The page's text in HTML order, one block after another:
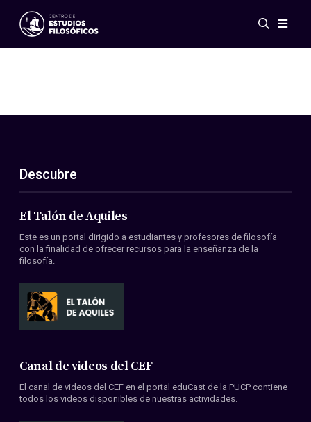
Eventos
ES
EN
Acerca de nosotros
Miembros
Convenios
Descubre
El Talón de Aquiles
Este es un portal dirigido a estudiantes y profesores de filosofía
con la finalidad de ofrecer recursos para la enseñanza de la
filosofía.
Canal de videos del CEF
El canal de videos del CEF en el portal eduCast de la PUCP contiene
todos los videos disponibles de nuestras actividades.